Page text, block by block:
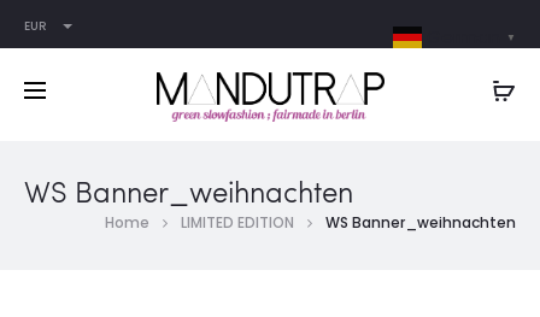
EUR
WS Banner_weihnachten
Home LIMITED EDITION WS Banner_weihnachten
▼